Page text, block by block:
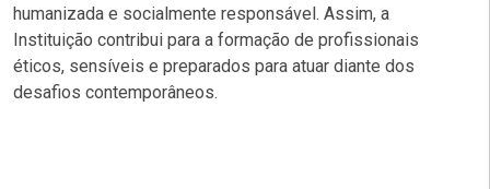
humanizada e socialmente responsável. Assim, a
Instituição contribui para a formação de profissionais
éticos, sensíveis e preparados para atuar diante dos
desafios contemporâneos.